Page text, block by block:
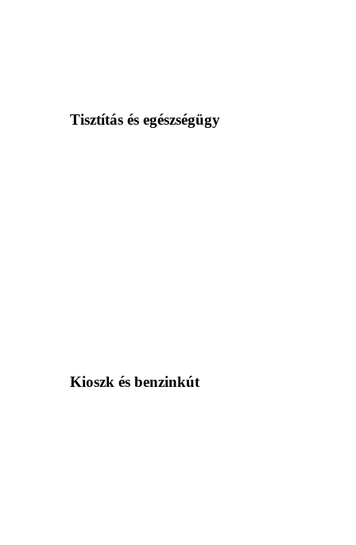
Tisztítás és egészségügy
Kioszk és benzinkút